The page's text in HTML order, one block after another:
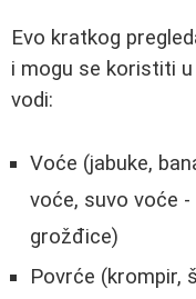
Evo kratkog
i mogu se koristiti
vodi:
Voće (jabuke,
voće, suvo voće -
grožđice)
Povrće (krompir,